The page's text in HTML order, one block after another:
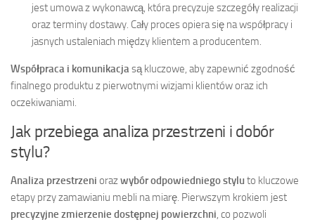
jest umowa z wykonawcą, która precyzuje szczegóły realizacji
oraz terminy dostawy. Cały proces opiera się na współpracy i
jasnych ustaleniach między klientem a producentem.
Współpraca i komunikacjasą kluczowe, aby zapewnić zgodność
finalnego produktu z pierwotnymi wizjami klientów oraz ich
oczekiwaniami.
Jak przebiega analiza przestrzeni i dobór
stylu?
Analiza przestrzeni orazwybór odpowiedniego styluto kluczowe
etapy przy zamawianiu mebli na miarę. Pierwszym krokiem jest
precyzyjne zmierzenie dostępnej powierzchni, co pozwoli